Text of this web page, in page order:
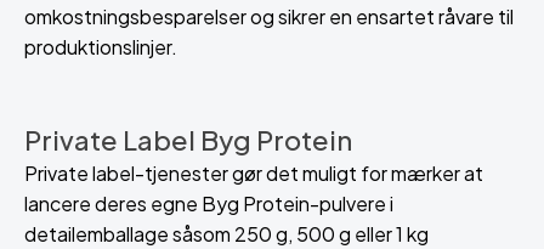
omkostningsbesparelser og sikrer en ensartet råvare til
produktionslinjer.
Private Label Byg Protein
Private label-tjenester gør det muligt for mærker at
lancere deres egne Byg Protein-pulvere i
detailemballage såsom 250 g, 500 g eller 1 kg